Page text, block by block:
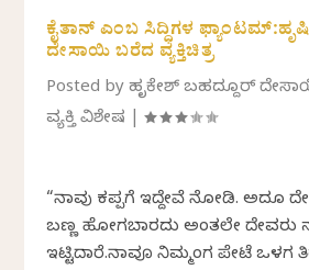
ಕೈತಾನ್ ಎಂಬ ಸಿದ್ಧಿಗಳ
ದೇಸಾಯಿ ಬರೆದ ವ್ಯಕ್ತಿಚಿತ್ರ
Posted byಹೃಷಿಕೇಶ್ ಬಹದ್ದೂರ್
ವ್ಯಕ್ತಿ ವಿಶೇಷ |
“ನಾವು ಕಪ್ಪಗೆ ಇದ್ದೇವೆ ನೋಡಿ. ಅದೂ
ಬಣ್ಣ ಹೋಗಬಾರದು ಅಂತಲೇ
ಇಟ್ಟಿದಾರೆ.ನಾವೂ ನಿಮ್ಮಂಗ ಪೇಟೆ ಒಳಗ